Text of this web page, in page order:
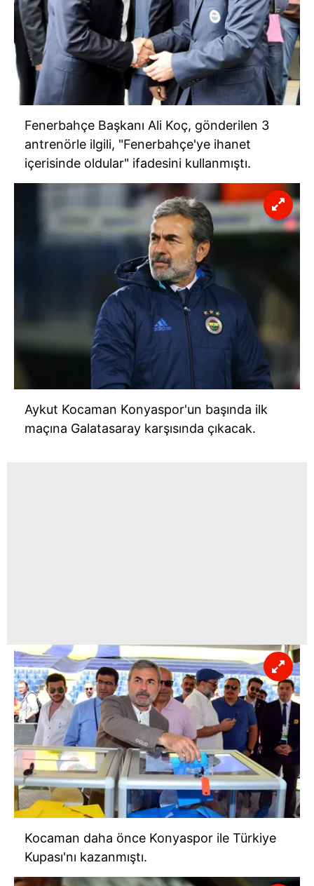
Fenerbahçe Başkanı Ali Koç, gönderilen 3
antrenörle ilgili, "Fenerbahçe'ye ihanet
içerisinde oldular" ifadesini kullanmıştı.
Aykut Kocaman Konyaspor'un başında ilk
maçına Galatasaray karşısında çıkacak.
Kocaman daha önce Konyaspor ile Türkiye
Kupası'nı kazanmıştı.